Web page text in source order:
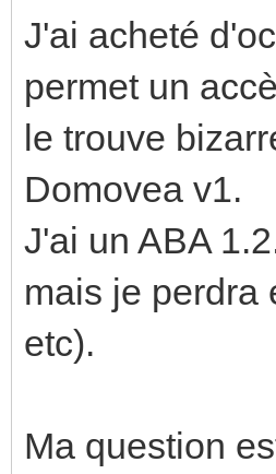
J'ai acheté
permet un
le trouve
Domovea v1.
J'ai un ABA
mais je perdra
etc).
Ma question